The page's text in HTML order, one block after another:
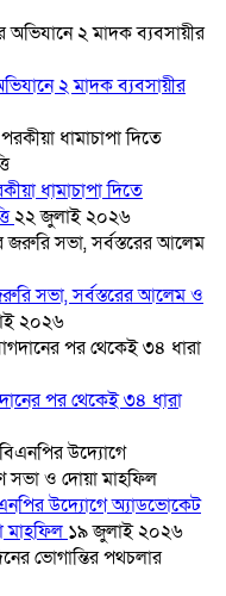
২ মাদক ব্যবসায়ীর
ধামাচাপা দিতে
২২ জুলাই ২০২৬
সভা, সর্বস্তরের আলেম ও
২০২৬
পর থেকেই ৩৪ ধারা
উদ্যোগে অ্যাডভোকেট
মাহফিল ১৯ জুলাই ২০২৬